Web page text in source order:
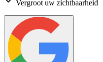
Vergroot uw zichtbaarheid